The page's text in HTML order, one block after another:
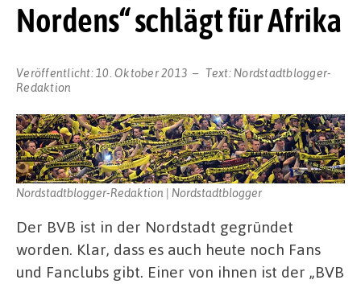
Nordens“ schlägt für Afrika
Veröffentlicht: 10. Oktober 2013 Text: Nordstadtblogger-
Redaktion
Nordstadtblogger-Redaktion | Nordstadtblogger
Der BVB ist in der Nordstadt gegründet
worden. Klar, dass es auch heute noch Fans
und Fanclubs gibt. Einer von ihnen ist der „BVB